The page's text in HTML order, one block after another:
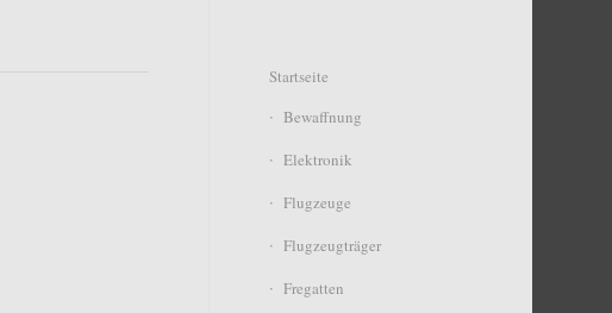
Startseite
Bewaffnung
Elektronik
Flugzeuge
Flugzeugträger
Fregatten